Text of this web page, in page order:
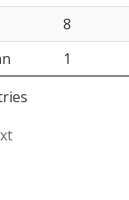
8
1